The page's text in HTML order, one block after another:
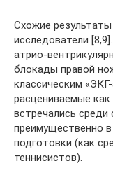
Схожие
исследователи
атрио-
блокады правой
классическим
расцениваемые
встречались среди
преимущественно в
подготовки (как
теннисистов).